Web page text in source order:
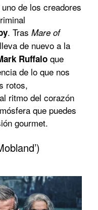
de los creadores
. Tras Mare of
de nuevo a la
Ruffalo que
de lo que nos
rotos,
ritmo del corazón
que puedes
gourmet.